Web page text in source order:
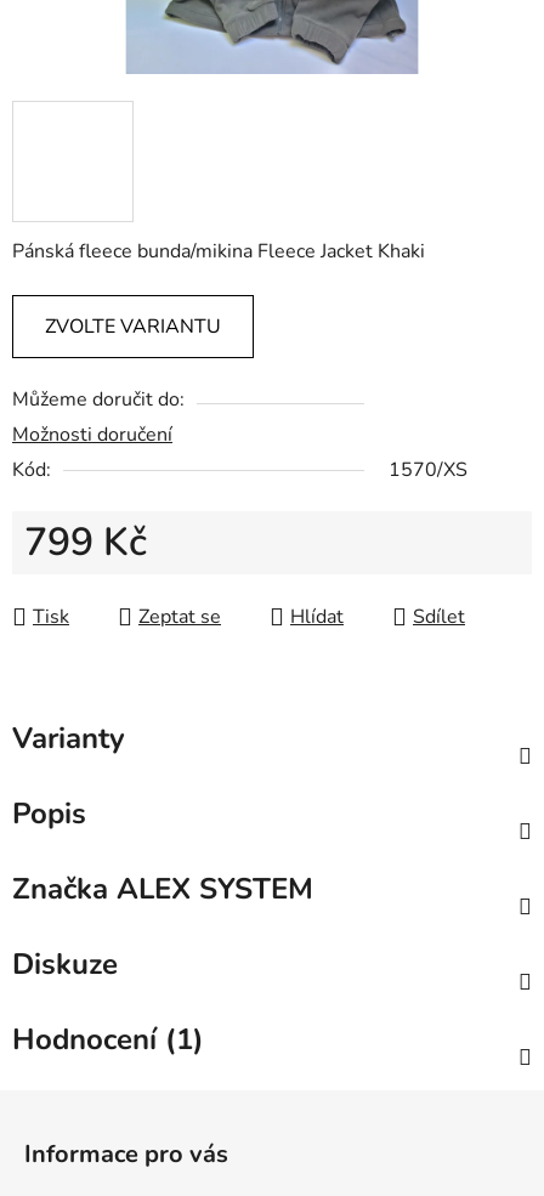
Pánská fleece bunda/mikina Fleece Jacket Khaki
ZVOLTE VARIANTU
Můžeme doručit do:
Možnosti doručení
Kód:
1570/XS
799 Kč
Tisk
Zeptat se Hlídat Sdílet
Varianty
Popis
Značka ALEX SYSTEM
Diskuze
Hodnocení (1)
Informace pro vás